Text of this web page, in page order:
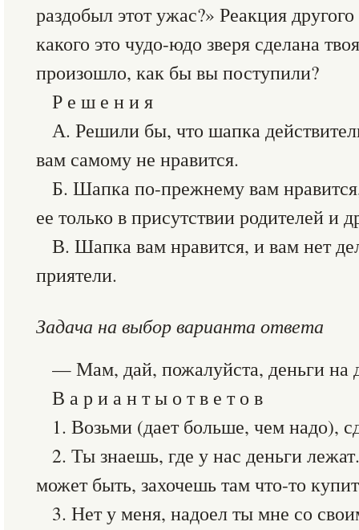
раздобыл этот ужас?» Реакция
какого это чудо-юдо зверя сделана
произошло, как бы вы поступили?
Р е ш е н и я
А. Решили бы, что шапка
вам самому не нравится.
Б. Шапка по-прежнему вам
ее только в присутствии родителей и
В. Шапка вам нравится, и вам нет
приятели.
Задача на выбор варианта ответа
— Мам, дай, пожалуйста, деньги на
В а р и а н т ы о т в е т о в
1. Возьми (дает больше, чем надо),
2. Ты знаешь, где у нас деньги
может быть, захочешь там что-то
3. Нет у меня, надоел ты мне со